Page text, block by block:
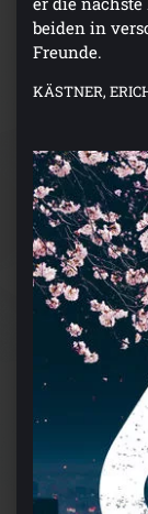
beiden in
Freunde.
KÄSTNER,